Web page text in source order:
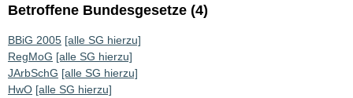
Betroffene Bundesgesetze (4)
BBiG 2005 [alle SG hierzu]
RegMoG [alle SG hierzu]
JArbSchG [alle SG hierzu]
HwO [alle SG hierzu]